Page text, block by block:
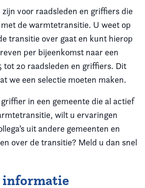
voor raadsleden en griffiers die
de warmtetransitie. U weet op
transitie over gaat en kunt hierop
per bijeenkomst naar een
tot 20 raadsleden en griffiers. Dit
we een selectie moeten maken.
in een gemeente die al actief
wilt u ervaringen
uit andere gemeenten en
over de transitie? Meld u dan snel
informatie